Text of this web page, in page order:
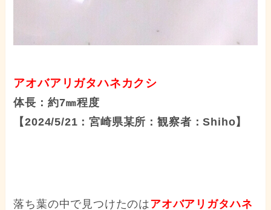
アオバアリガタハネカクシ
体長：約7㎜程度
【2024/5/21：宮崎県某所：観察者：Shiho】
落ち葉の中で見つけたのはアオバアリガタハネ